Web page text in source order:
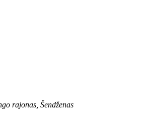
rajonas, Šendženas